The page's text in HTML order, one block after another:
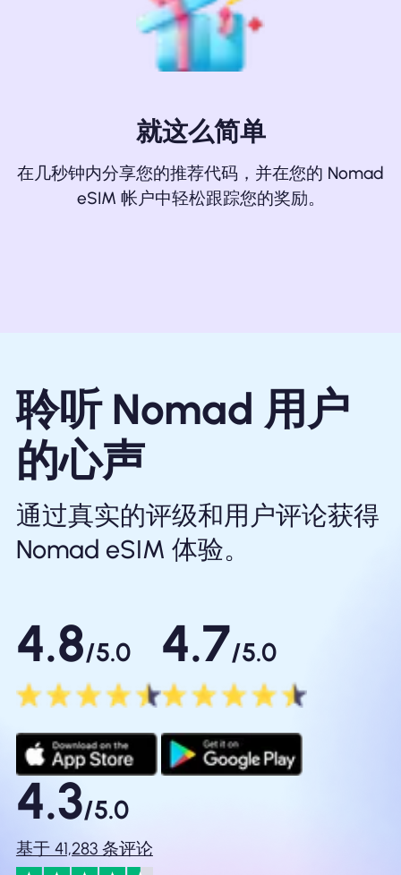
就这么简单
在几秒钟内分享您的推荐代码，并在您的 Nomad
eSIM 帐户中轻松跟踪您的奖励。
聆听 Nomad 用户
的心声
通过真实的评级和用户评论获得
Nomad eSIM 体验。
4.8/5.0 4.7/5.0
4.3/5.0
基于 41,283 条评论